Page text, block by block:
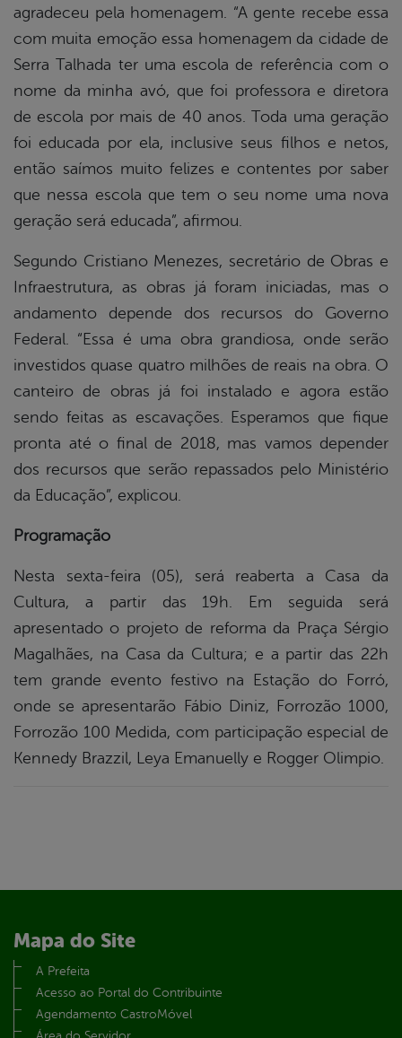
agradeceu pela homenagem. “A gente recebe essa
com muita emoção essa homenagem da cidade de
Serra Talhada ter uma escola de referência com o
nome da minha avó, que foi professora e diretora
de escola por mais de 40 anos. Toda uma geração
foi educada por ela, inclusive seus filhos e netos,
então saímos muito felizes e contentes por saber
que nessa escola que tem o seu nome uma nova
geração será educada”, afirmou.
Segundo Cristiano Menezes, secretário de Obras e
Infraestrutura, as obras já foram iniciadas, mas o
andamento depende dos recursos do Governo
Federal. “Essa é uma obra grandiosa, onde serão
investidos quase quatro milhões de reais na obra. O
canteiro de obras já foi instalado e agora estão
sendo feitas as escavações. Esperamos que fique
pronta até o final de 2018, mas vamos depender
dos recursos que serão repassados pelo Ministério
da Educação”, explicou.
Programação
Nesta sexta-feira (05), será reaberta a Casa da
Cultura, a partir das 19h. Em seguida será
apresentado o projeto de reforma da Praça Sérgio
Magalhães, na Casa da Cultura; e a partir das 22h
tem grande evento festivo na Estação do Forró,
onde se apresentarão Fábio Diniz, Forrozão 1000,
Forrozão 100 Medida, com participação especial de
Kennedy Brazzil, Leya Emanuelly e Rogger Olimpio.
Mapa do Site
A Prefeita
Acesso ao Portal do Contribuinte
Agendamento CastroMóvel